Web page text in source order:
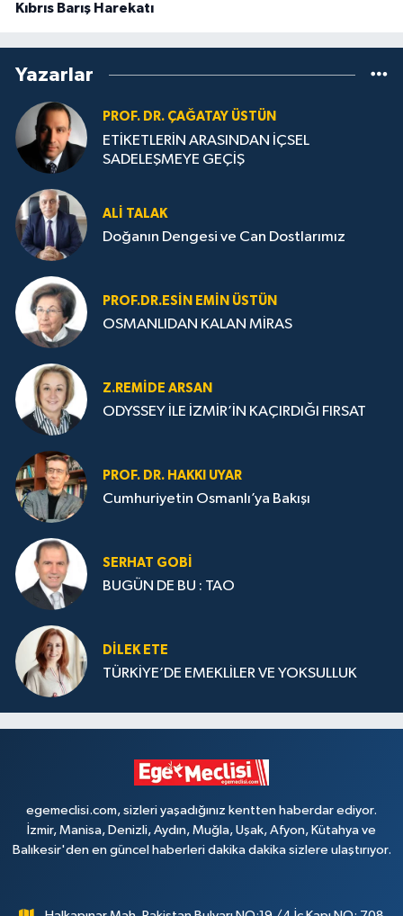
Kıbrıs Barış Harekatı
Yazarlar
PROF. DR. ÇAĞATAY ÜSTÜN
ETİKETLERİN ARASINDAN İÇSEL
SADELEŞMEYE GEÇİŞ
ALI TALAK
Doğanın Dengesi ve Can Dostlarımız
PROF.DR.ESIN EMIN ÜSTÜN
OSMANLIDAN KALAN MİRAS
Z.REMIDE ARSAN
ODYSSEY İLE İZMİR’İN KAÇIRDIĞI FIRSAT
PROF. DR. HAKKI UYAR
Cumhuriyetin Osmanlı’ya Bakışı
SERHAT GOBİ
BUGÜN DE BU : TAO
DILEK ETE
TÜRKİYE’DE EMEKLİLER VE YOKSULLUK
egemeclisi.com, sizleri yaşadığınız kentten haberdar ediyor.
İzmir, Manisa, Denizli, Aydın, Muğla, Uşak, Afyon, Kütahya ve
Balıkesir'den en güncel haberleri dakika dakika sizlere ulaştırıyor.